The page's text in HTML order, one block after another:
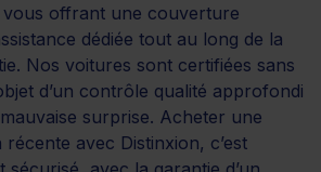
vous offrant une couverture
dédiée tout au long de la
Nos voitures sont certifiées sans
d’un contrôle qualité approfondi
surprise. Acheter une
récente avec Distinxion, c’est